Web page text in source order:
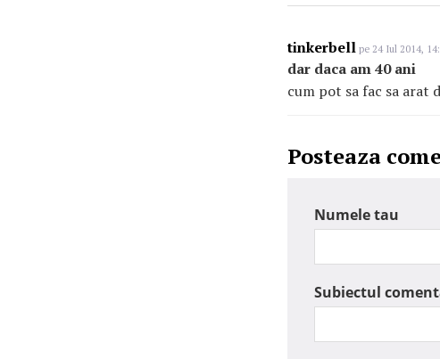
tinkerbell pe 24 Iul 2014,
dar daca am 40 ani
cum pot sa fac sa arat
Posteaza
Numele tau
Subiectul